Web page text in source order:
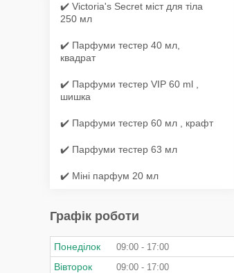
✔️ Victoria's Secret міст для тіла
250 мл
✔️ Парфуми тестер 40 мл,
квадрат
✔️ Парфуми тестер VIP 60 ml ,
шишка
✔️ Парфуми тестер 60 мл , крафт
✔️ Парфуми тестер 63 мл
✔️ Міні парфум 20 мл
Графік роботи
Понеділок 09:00 17:00
Вівторок 09:00 17:00